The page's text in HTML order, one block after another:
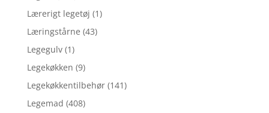
Lærerigt legetøj (1)
Læringstårne (43)
Legegulv (1)
Legekøkken (9)
Legekøkkentilbehør (141)
Legemad (408)